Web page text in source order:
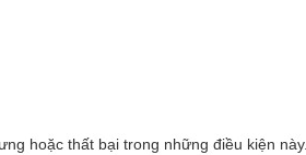
hoặc thất bại trong những điều kiện này.